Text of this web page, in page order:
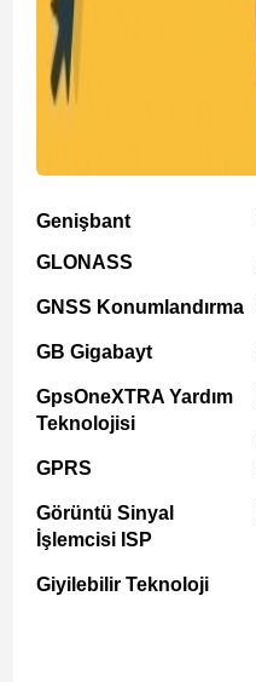
Genişbant
GLONASS
GNSS Konumlandırma
GB Gigabayt
GpsOneXTRA Yardım
Teknolojisi
GPRS
Görüntü Sinyal
İşlemcisi ISP
Giyilebilir Teknoloji